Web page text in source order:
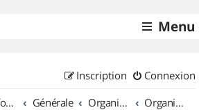
Menu
Connexion
Inscription
Accueil forum Générale Organisation de sorties & Recherche de partenaires Organisation de sorties en région Corse